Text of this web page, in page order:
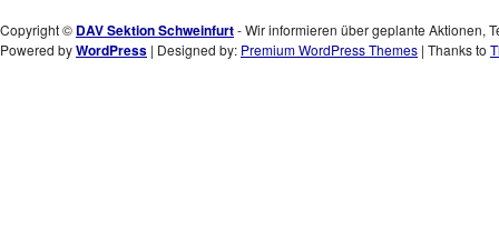
Copyright © DAV Sektion Schweinfurt- Wir informieren über geplante Aktionen,
Powered byWordPress | Designed by: Premium WordPress Themes | Thanks to